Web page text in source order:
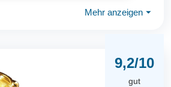
Mehr anzeigen ⏷
9,2/10
gut